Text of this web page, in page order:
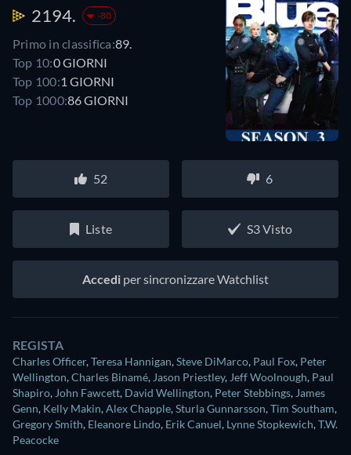
2194. -80
Primo in classifica:89.
Top 10:0 GIORNI
Top 100:1 GIORNI
Top 1000:86 GIORNI
52 6
Liste S3 Visto
Accedi per sincronizzare Watchlist
REGISTA
Charles Officer,Teresa Hannigan,Steve DiMarco, Paul Fox, Peter
Wellington,Charles Binamé, Jason Priestley, Jeff Woolnough, Paul
Shapiro, John Fawcett, David Wellington, Peter Stebbings, James
Genn, Kelly Makin,Alex Chapple,Sturla Gunnarsson,Tim Southam,
Gregory Smith, Eleanore Lindo, Erik Canuel, Lynne Stopkewich,T.W.
Peacocke